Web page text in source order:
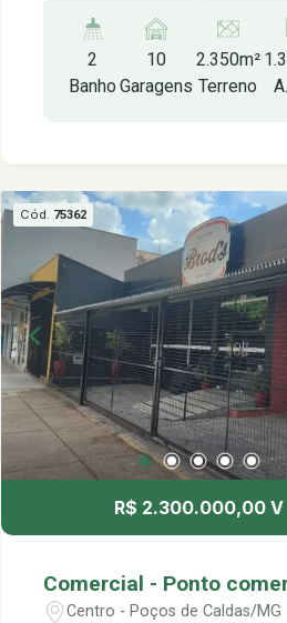
blindex, sala de recepção com
copa, sala de reunião, sala de
com banheiro, reservatório de
hidrantes, tratamento de
sanitário, estação de
resíduos industriais.
2
Banho
10
Garagens
2.350m²
Terreno
Cód. 75362
R$ 2.300.000,00 V
Comercial - Ponto
Centro - Poços de Caldas/MG